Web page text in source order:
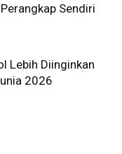
Sendiri
Lebih Diinginkan
2026